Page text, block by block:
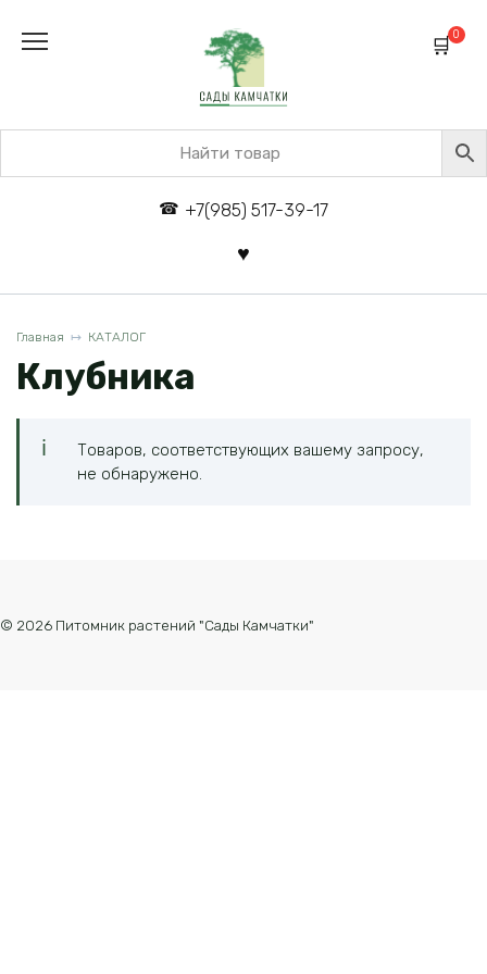
+7(985) 517-39-17
0
Главная КАТАЛОГ
Клубника
Товаров, соответствующих вашему запросу,
не обнаружено.
© 2026 Питомник растений "Сады Камчатки"